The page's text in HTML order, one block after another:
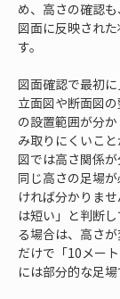
め、高さの確認も
図面に反映され
す。
図面確認で最初
立面図や断面図
の設置範囲が分
み取りにくいこ
図では高さ関係
同じ高さの足場
ければ分かりま
は短い」と判断
る場合は、高さ
だけで「10メー
には部分的な足場